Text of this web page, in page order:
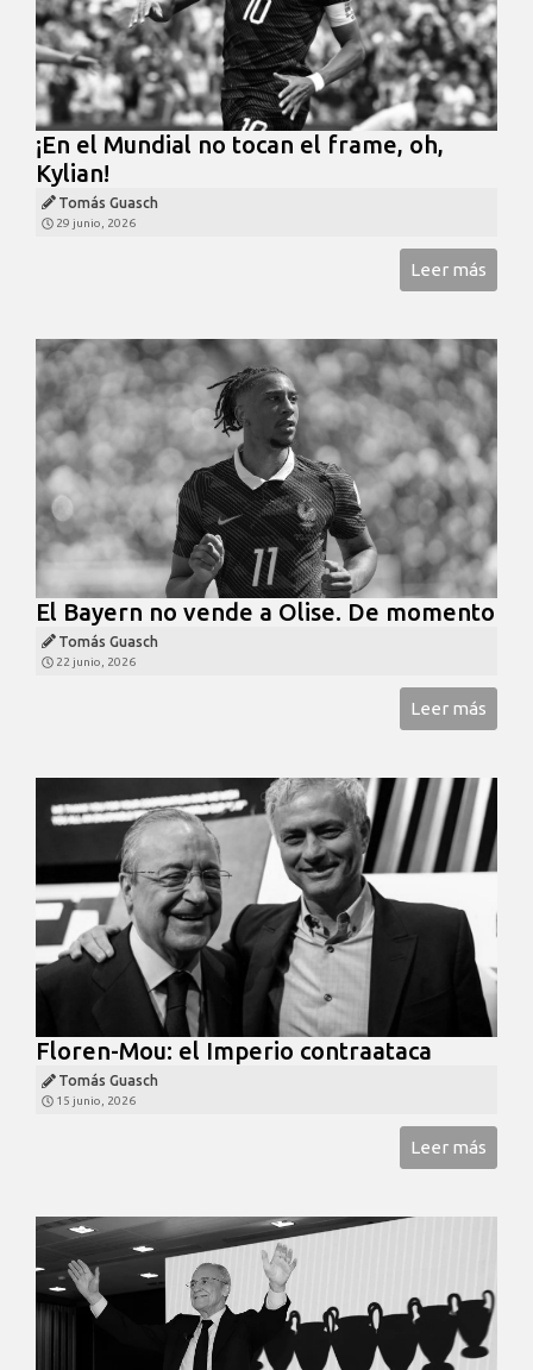
¡En el Mundial no tocan el frame, oh,
Kylian!
Tomás Guasch
29 junio, 2026
Leer más
El Bayern no vende a Olise. De momento
Tomás Guasch
22 junio, 2026
Leer más
Floren-Mou: el Imperio contraataca
Tomás Guasch
15 junio, 2026
Leer más